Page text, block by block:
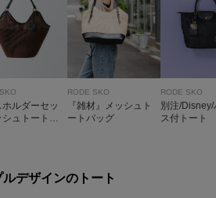
ホルダーセッ
シュトートバ
RODE SKO
『雑材』メッシュト
ートバッグ
RODE SKO
別注/
ス付トート
ルデザインのトート